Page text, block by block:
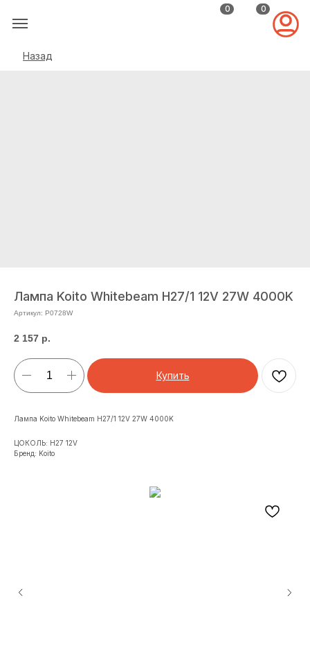
0 0
Назад
Лампа Koito Whitebeam H27/1 12V 27W 4000K
Артикул: P0728W
2 157 р.
Купить
Лампа Koito Whitebeam H27/1 12V 27W 4000K
ЦОКОЛЬ: H27 12V
Бренд: Koito